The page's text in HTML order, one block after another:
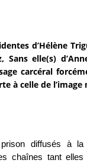
d’Hélène
Sans elle(s)
carcéral
à celle de
diffusés à la
chaînes tant elles